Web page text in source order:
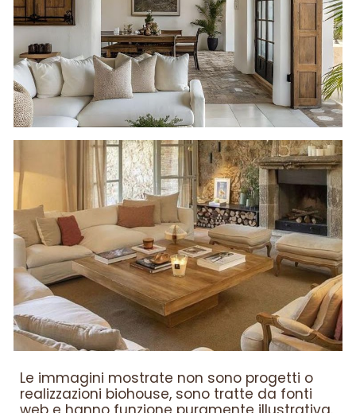
Le immagini mostrate non sono progetti o
realizzazioni biohouse, sono tratte da fonti